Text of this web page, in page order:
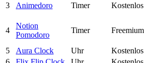
3
Animedoro Timer Kostenlos
4
Notion
Pomodoro
Timer Freemium
5
Aura Clock Uhr Kostenlos